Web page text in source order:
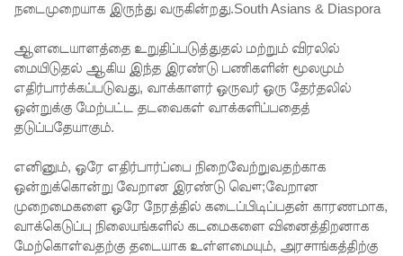
காணாமற்
வழக்கு
கோட்டாப
ய
ராஜபக்ச
செப்டம்பர்
29ஆம்
தேதி
நடைமுறையாக இருந்து வருகின்றது.South Asians & Diaspora
ஆளடையாளத்தை உறுதிப்படுத்துதல் மற்றும் விரலில்
மையிடுதல் ஆகிய இந்த இரண்டு பணிகளின் மூலமும்
எதிர்பார்க்கப்படுவது, வாக்காளர் ஒருவர் ஒரு தேர்தலில்
ஒன்றுக்கு மேற்பட்ட தடவைகள் வாக்களிப்பதைத்
தடுப்பதேயாகும்.
எனினும், ஒரே எதிர்பார்ப்பை நிறைவேற்றுவதற்காக
ஒன்றுக்கொன்று வேறான இரண்டு வௌ;வேறான
முறைமைகளை ஒரே நேரத்தில் கடைப்பிடிப்பதன் காரணமாக,
வாக்கெடுப்பு நிலையங்களில் கடமைகளை வினைத்திறனாக
மேற்கொள்வதற்கு தடையாக உள்ளமையும், அரசாங்கத்திற்கு